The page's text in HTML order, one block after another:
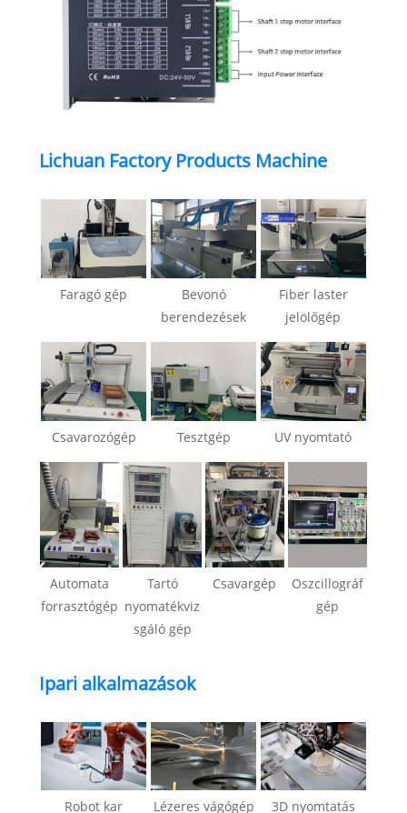
Lichuan Factory Products Machine
Faragó gép
Bevonó
berendezések
Fiber laster
jelölőgép
Csavarozógép Tesztgép UV nyomtató
Automata
forrasztógép
Tartó
nyomatékviz
sgáló gép
Csavargép
Oszcillográf
gép
Ipari alkalmazások
Robot kar Lézeres vágógép 3D nyomtatás